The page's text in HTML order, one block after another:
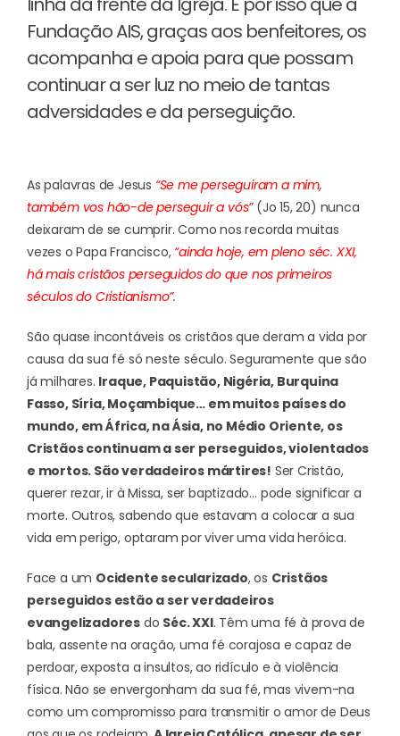
Fundação AIS, graças aos benfeitores, os
acompanha e apoia para que possam
continuar a ser luz no meio de tantas
adversidades e da perseguição.
As palavras de Jesus “Se me perseguiram a mim,
também vos hão-de perseguir a vós”(Jo 15, 20) nunca
deixaram de se cumprir. Como nos recorda muitas
vezes o Papa Francisco,“ainda hoje, em pleno séc. XXI,
há mais cristãos perseguidos do que nos primeiros
séculos do Cristianismo”.
São quase incontáveis os cristãos que deram a vida por
causa da sua fé só neste século. Seguramente que são
já milhares. Iraque, Paquistão, Nigéria, Burquina
Fasso, Síria, Moçambique… em muitos países do
mundo, em África, na Ásia, no Médio Oriente, os
Cristãos continuam a ser perseguidos, violentados
e mortos. São verdadeiros mártires! Ser Cristão,
querer rezar, ir à Missa, ser baptizado… pode significar a
morte. Outros, sabendo que estavam a colocar a sua
vida em perigo, optaram por viver uma vida heróica.
Face a um Ocidente secularizado, os Cristãos
perseguidos estão a ser verdadeiros
evangelizadores do Séc. XXI. Têm uma fé à prova de
bala, assente na oração, uma fé corajosa e capaz de
perdoar, exposta a insultos, ao ridículo e à violência
física. Não se envergonham da sua fé, mas vivem-na
como um compromisso para transmitir o amor de Deus